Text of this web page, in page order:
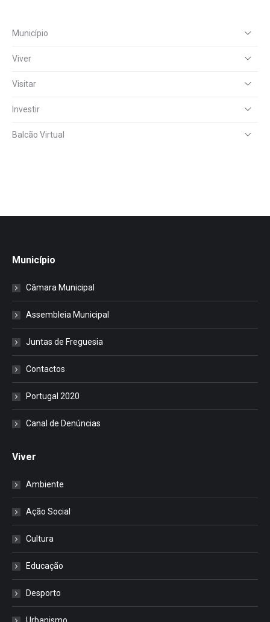
Município
Viver
Visitar
Investir
Balcão Virtual
Município
Câmara Municipal
Assembleia Municipal
Juntas de Freguesia
Contactos
Portugal 2020
Canal de Denúncias
Viver
Ambiente
Ação Social
Cultura
Educação
Desporto